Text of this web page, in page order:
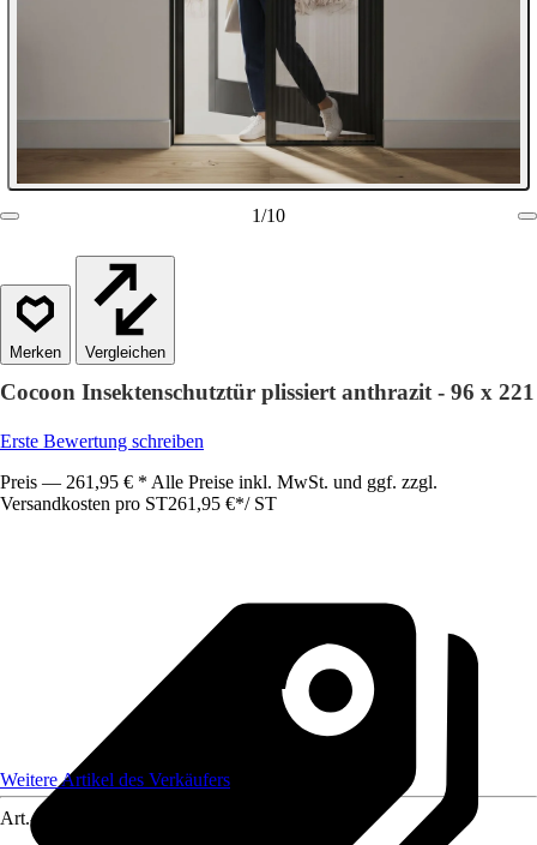
1/10
Vergleichen
Cocoon Insektenschutztür plissiert anthrazit - 96 x 221
Erste Bewertung schreiben
Preis — 261,95 € * Alle Preise inkl. MwSt. und ggf. zzgl.
Versandkosten pro ST261,95 €*/ ST
Weitere Artikel des Verkäufers
Art.-Nr.